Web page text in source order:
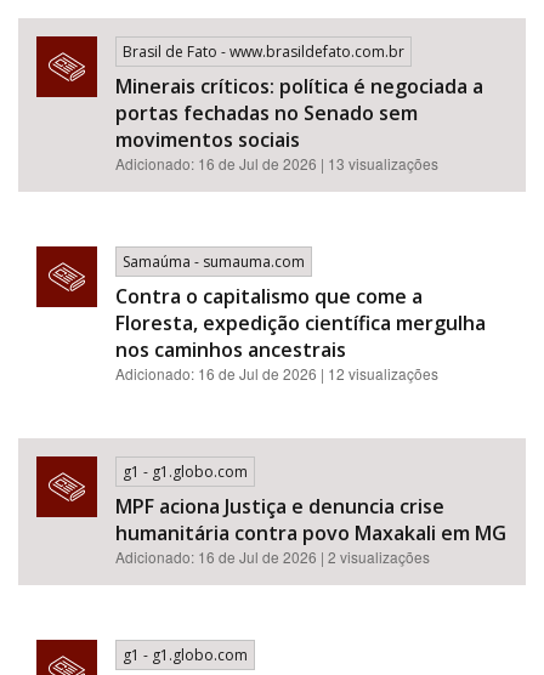
Brasil de Fato - www.brasildefato.com.br
Minerais críticos: política é negociada a
portas fechadas no Senado sem
movimentos sociais
Adicionado: 16 de Jul de 2026 | 13 visualizações
Samaúma - sumauma.com
Contra o capitalismo que come a
Floresta, expedição científica mergulha
nos caminhos ancestrais
Adicionado: 16 de Jul de 2026 | 12 visualizações
g1 - g1.globo.com
MPF aciona Justiça e denuncia crise
humanitária contra povo Maxakali em MG
Adicionado: 16 de Jul de 2026 | 2 visualizações
g1 - g1.globo.com